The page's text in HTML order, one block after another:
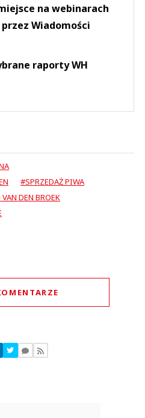
na webinarach
Wiadomości
raporty WH
#SPRZEDAŻ PIWA
DEN BROEK
komentarzy
komentarze